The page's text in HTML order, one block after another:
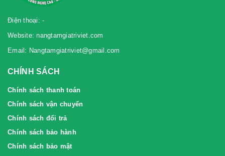
Điện thoại: -
Website: nangtamgiatriviet.com
Email: Nangtamgiatriviet@gmail.com
CHÍNH SÁCH
Chính sách thanh toán
Chính sách vận chuyển
Chính sách đổi trả
Chính sách bảo hành
Chính sách bảo mật